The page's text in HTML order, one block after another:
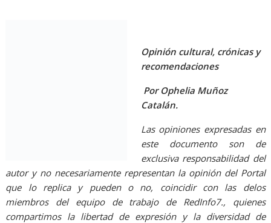
Opinión cultural, crónicas y
recomendaciones
Por Ophelia Muñoz
Catalán.
Las opiniones expresadas en
este documento son de
exclusiva responsabilidad del
autor y no necesariamente representan la opinión del Portal
que lo replica y pueden o no, coincidir con las delos
miembros del equipo de trabajo de RedInfo7., quienes
compartimos la libertad de expresión y la diversidad de